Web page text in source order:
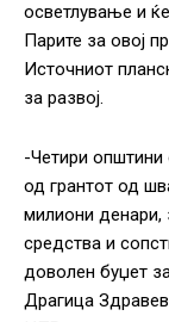
осветлување и
Парите за овој
Источниот
за развој.
-Четири
од грантот од
милиони
средства и
доволен буџет
Драгица